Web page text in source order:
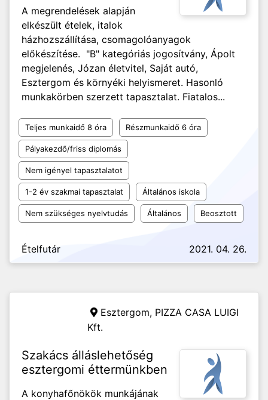
A megrendelések alapján
elkészült ételek, italok
házhozszállítása, csomagolóanyagok
előkészítése. "B" kategóriás jogosítvány, Ápolt
megjelenés, Józan életvitel, Saját autó,
Esztergom és környéki helyismeret. Hasonló
munkakörben szerzett tapasztalat. Fiatalos...
Teljes munkaidő 8 óra Részmunkaidő 6 óra
Pályakezdő/friss diplomás
Nem igényel tapasztalatot
1-2 év szakmai tapasztalat Általános iskola
Nem szükséges nyelvtudás Általános Beosztott
Ételfutár 2021. 04. 26.
Esztergom, PIZZA CASA LUIGI
Kft.
Szakács álláslehetőség
esztergomi éttermünkben
A konyhafőnökök munkájának